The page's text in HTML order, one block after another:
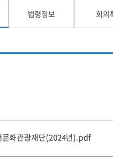
법령정보 회의
문화관광재단(2024년).pdf